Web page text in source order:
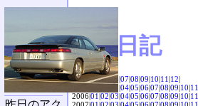
SVX日記
2004|04|05|06|07|08|09|10|11|12|
|04|05|06|07|08|09|10|11
2006|01|02|03|04|05|06|07|08|09|10|11